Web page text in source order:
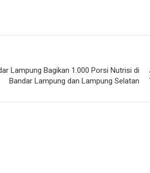
Lampung Bagikan 1.000 Porsi Nutrisi di
Bandar Lampung dan Lampung Selatan